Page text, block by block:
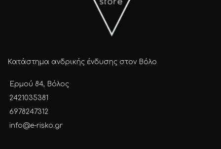
Κατάστημα ανδρικής ένδυσης στον Βόλο
Ερμού 84, Βόλος
2421035381
6978247312
info@e-risko.gr